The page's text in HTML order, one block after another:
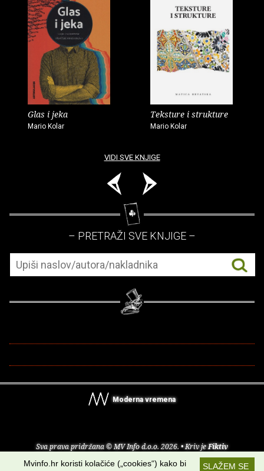
Glas i jeka
Mario Kolar
Teksture i strukture
Mario Kolar
VIDI SVE KNJIGE
– PRETRAŽI SVE KNJIGE –
Moderna vremena
Sva prava pridržana © MV Info d.o.o. 2026. • Kriv jeFiktiv
O nama• Pomoć• Uvjeti korištenja•RSS kanaliSLAŽEM SE
Mvinfo.hr koristi kolačiće („cookies“) kako bi